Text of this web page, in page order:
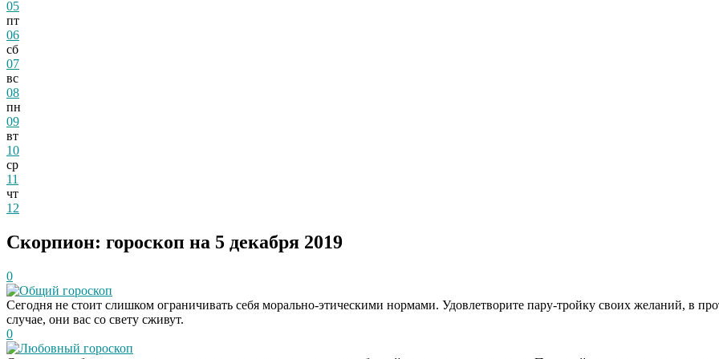
05
пт
06
сб
07
вс
08
пн
09
вт
10
ср
11
чт
12
Скорпион: гороскоп на 5 декабря 2019
0
Общий гороскоп
Сегодня не стоит слишком ограничивать себя морально-этическими нормами. Удовлетворите пару-тройку своих желаний, в
случае, они вас со свету сживут.
0
Любовный гороскоп